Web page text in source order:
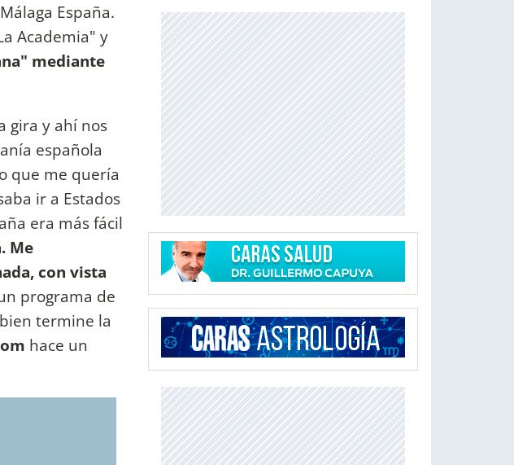
España.
Academia" y
mediante
gira y ahí nos
española
que me quería
ir a Estados
era más fácil
Me
con vista
programa de
termine la
hace un